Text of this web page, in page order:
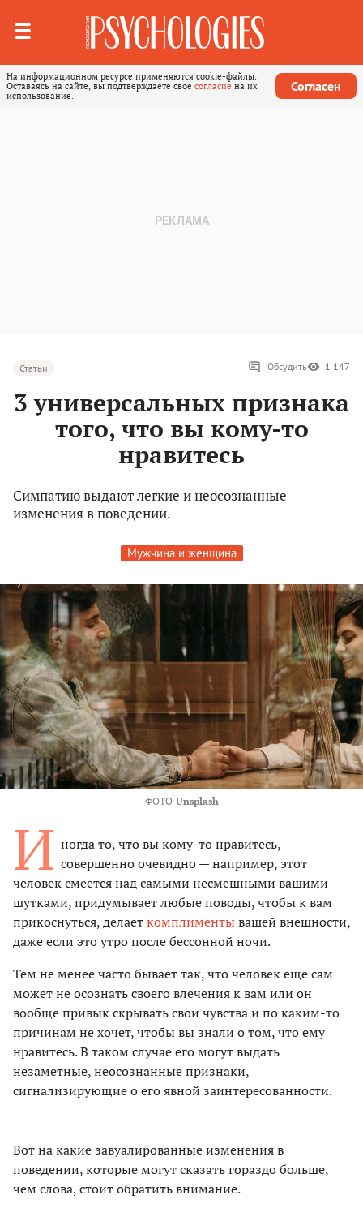
На информационном ресурсе применяются cookie-файлы.
Оставаясь на сайте, вы подтверждаете свое согласие на их
использование.
Согласен
Статьи Обсудить 1 147
3 универсальных признака
того, что вы кому-то
нравитесь
Симпатию выдают легкие и неосознанные
изменения в поведении.
Мужчина и женщина
ФОТО Unsplash
И ногда то, что вы кому-то нравитесь,
совершенно очевидно — например, этот
человек смеется над самыми несмешными вашими
шутками, придумывает любые поводы, чтобы к вам
прикоснуться, делаеткомплиментывашей внешности,
даже если это утро после бессонной ночи.
Тем не менее часто бывает так, что человек еще сам
может не осознать своего влечения к вам или он
вообще привык скрывать свои чувства и по каким-то
причинам не хочет, чтобы вы знали о том, что ему
нравитесь. В таком случае его могут выдать
незаметные, неосознанные признаки,
сигнализирующие о его явной заинтересованности.
Вот на какие завуалированные изменения в
поведении, которые могут сказать гораздо больше,
чем слова, стоит обратить внимание.